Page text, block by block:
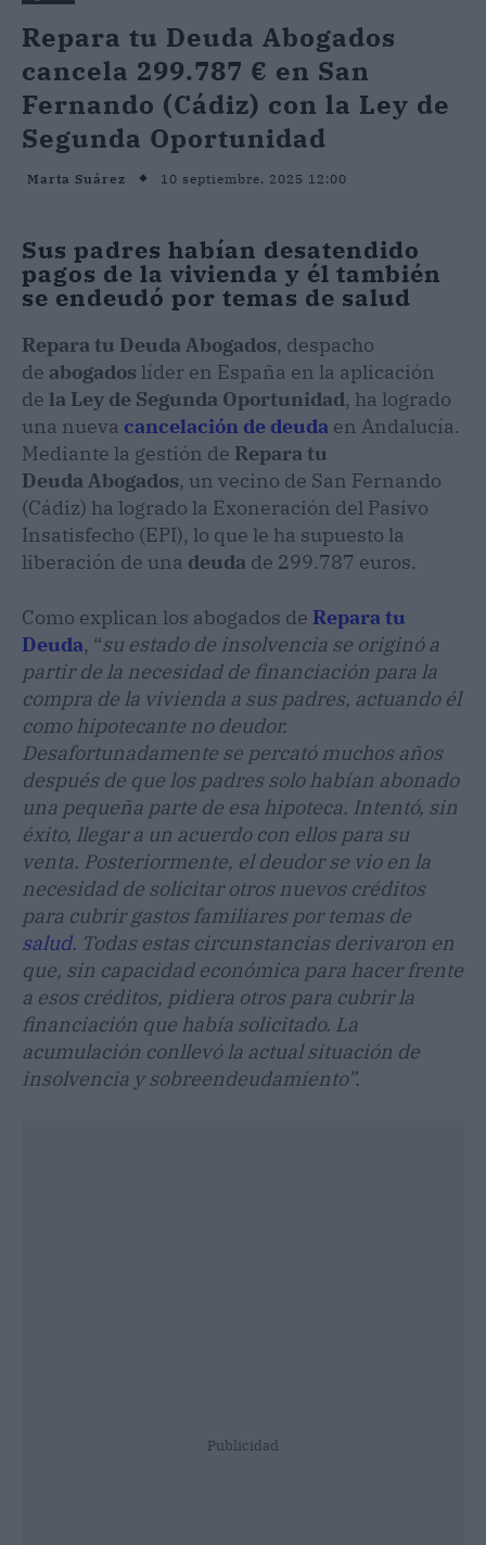
Repara tu Deuda Abogados
cancela 299.787 € en San
Fernando (Cádiz) con la Ley de
Segunda Oportunidad
Marta Suárez 10 septiembre, 2025 12:00
Sus padres habían desatendido
pagos de la vivienda y él también
se endeudó por temas de salud
Repara tu Deuda Abogados, despacho
de abogados líder en España en la aplicación
de la Ley de Segunda Oportunidad, ha logrado
una nueva cancelación de deuda en Andalucía.
Mediante la gestión de Repara tu
Deuda Abogados, un vecino de San Fernando
(Cádiz) ha logrado la Exoneración del Pasivo
Insatisfecho (EPI), lo que le ha supuesto la
liberación de una deuda de 299.787 euros.
Como explican los abogados de Repara tu
Deuda, “su estado de insolvencia se originó a
partir de la necesidad de financiación para la
compra de la vivienda a sus padres, actuando él
como hipotecante no deudor.
Desafortunadamente se percató muchos años
después de que los padres solo habían abonado
una pequeña parte de esa hipoteca. Intentó, sin
éxito, llegar a un acuerdo con ellos para su
venta. Posteriormente, el deudor se vio en la
necesidad de solicitar otros nuevos créditos
para cubrir gastos familiares por temas de
salud. Todas estas circunstancias derivaron en
que, sin capacidad económica para hacer frente
a esos créditos, pidiera otros para cubrir la
financiación que había solicitado. La
acumulación conllevó la actual situación de
insolvencia y sobreendeudamiento”.
Publicidad